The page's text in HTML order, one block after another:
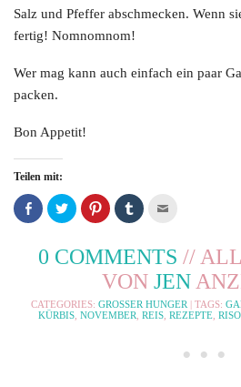
Salz und Pfeffer abschmecken. Wenn
fertig! Nomnomnom!
Wer mag kann auch einfach ein paar
packen.
Bon Appetit!
Teilen mit:
Auf
Facebook
teilen
in
neuem
Klicken,
um
zu
teilen
Fenster
geöffnet)
Klicken,
um
zu
teilen
(Wird
in
neuem
Fenster
geöffnet)
Klicken,
um
zu
teilen
(Wird
in
neuem
Fenster
geöffnet)
Freund
via
E-
Mail
zu
senden
(Wird
Fenster
geöffnet)
0 COMMENTS //
VON JEN
CATEGORIES: GROSSER HUNGER | TAGS:
KÜRBIS, NOVEMBER REIS, REZEPTE,
• • •